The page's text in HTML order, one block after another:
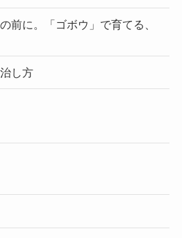
前に。「ゴボウ」で育てる、
し方